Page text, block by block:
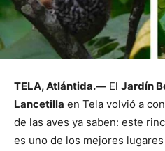
TELA, Atlántida.— El Jardín
Lancetilla en Tela volvió a
de las aves ya saben: este
es uno de los mejores